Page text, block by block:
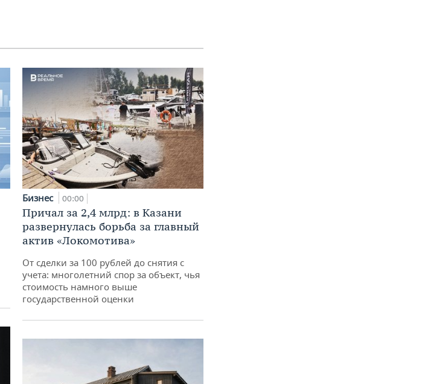
Бизнес 00:00
Причал за 2,4 млрд: в Казани
развернулась борьба за главный
актив «Локомотива»
От сделки за 100 рублей до снятия с
учета: многолетний спор за объект, чья
стоимость намного выше
государственной оценки